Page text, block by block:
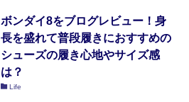
ボンダイ8をブログレビュー！身
長を盛れて普段履きにおすすめの
シューズの履き心地やサイズ感
は？
Life